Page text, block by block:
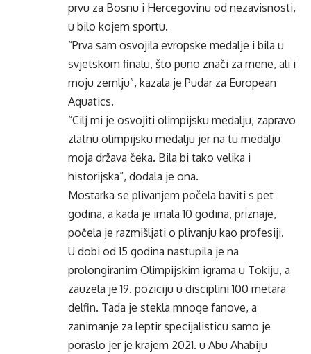
prvu za Bosnu i Hercegovinu od nezavisnosti,
u bilo kojem sportu.
“Prva sam osvojila evropske medalje i bila u
svjetskom finalu, što puno znači za mene, ali i
moju zemlju”, kazala je Pudar za European
Aquatics.
“Cilj mi je osvojiti olimpijsku medalju, zapravo
zlatnu olimpijsku medalju jer na tu medalju
moja država čeka. Bila bi tako velika i
historijska”, dodala je ona.
Mostarka se plivanjem počela baviti s pet
godina, a kada je imala 10 godina, priznaje,
počela je razmišljati o plivanju kao profesiji.
U dobi od 15 godina nastupila je na
prolongiranim Olimpijskim igrama u Tokiju, a
zauzela je 19. poziciju u disciplini 100 metara
delfin. Tada je stekla mnoge fanove, a
zanimanje za leptir specijalisticu samo je
poraslo jer je krajem 2021. u Abu Ahabiju